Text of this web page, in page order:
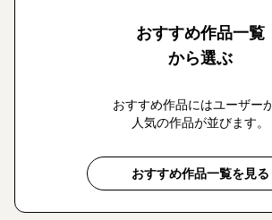
おすすめ作品一覧
から選ぶ
おすすめ作品にはユーザー
人気の作品が並びます。
おすすめ作品一覧を見る